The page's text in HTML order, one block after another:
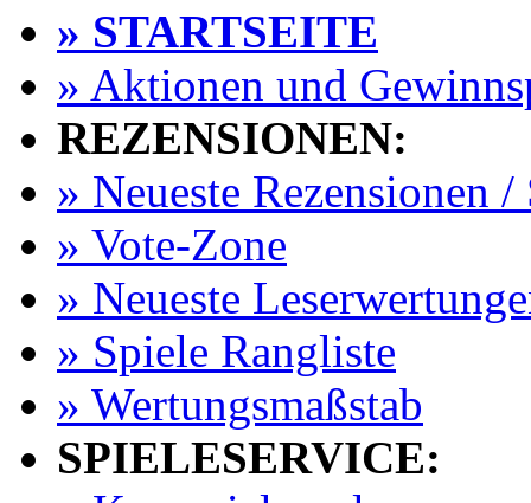
» STARTSEITE
» Aktionen und
REZENSIONEN:
» Neueste Rezensionen /
» Vote-Zone
» Neueste
» Spiele Rangliste
» Wertungsmaßstab
SPIELESERVICE: